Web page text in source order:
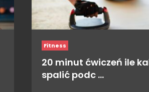
Fitness
20 minut ćwiczeń ile
spalić podc …